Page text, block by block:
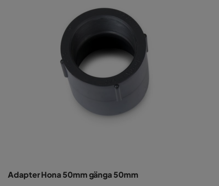
Adapter Hona 50mm gänga 50mm